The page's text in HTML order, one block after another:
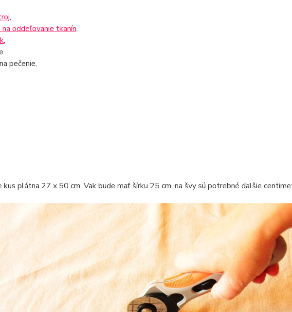
,
oddeľovanie tkanín,
,
pečenie,
kus plátna 27 x 50 cm. Vak bude mať šírku 25 cm, na švy sú potrebné ďalšie